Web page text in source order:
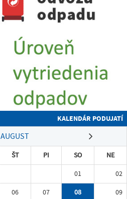
KALENDÁR PODUJATÍ
AUGUST
ŠT PI SO
NE
01
02
06 07 08
09